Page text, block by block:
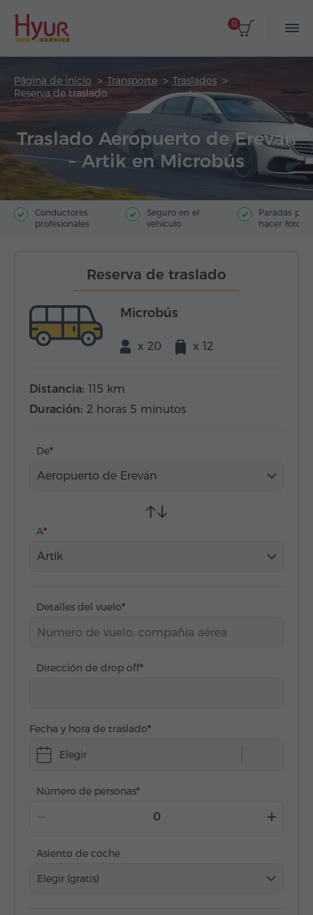
0
Página de inicio Transporte
Traslados
Reserva de traslado
Traslado Aeropuerto de Ereván
– Artik en Microbús
Conductores
profesionales
Seguro en el
vehículo
Paradas para
hacer fotos
Reserva de traslado
Microbús
x 20 x 12
Distancia: 115 km
Duración: 2 horas 5 minutos
De
Aeropuerto de Ereván
A
Artik
Detalles del vuelo
Dirección de drop off
Fecha y hora de traslado
Elegir
Número de personas
Asiento de coche
Elegir (gratis)